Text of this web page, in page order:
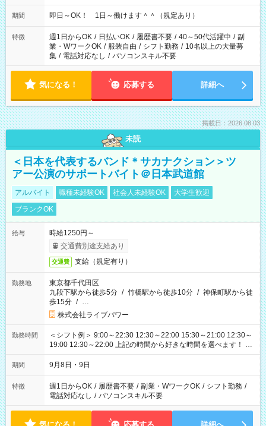
期間 即日～OK！ 1日～働けます＾＾（規定あり）
特徴 週1日からOK / 日払いOK / 履歴書不要 / 40～50代活躍中 / 副
業・WワークOK / 服装自由 / シフト勤務 / 10名以上の大量募
集 / 電話対応なし / パソコンスキル不要
気になる！ 応募する 詳細へ
掲載日：2026.08.03
未読
＜日本を代表するバンド＊サカナクション＞ツ
アー公演のサポートバイト＠日本武道館
アルバイト 職種未経験OK 社会人未経験OK
大学生歓迎
ブランクOK
給与
時給1250円～
交通費別途支給あり
交通費 支給（規定有り）
勤務地
東京都千代田区
九段下駅から徒歩5分 / 竹橋駅から徒歩10分 / 神保町駅から徒
歩15分 / …
株式会社ライブパワー
勤務時間
＜シフト例＞ 9:00～22:30 12:30～22:00 15:30～21:00 12:30～
19:00 12:30～22:00 上記の時間から好きな時間を選べます！ ※
時間は変更となる可能性があります
期間 9月8日・9日
特徴 週1日からOK / 履歴書不要 / 副業・WワークOK / シフト勤務 /
電話対応なし / パソコンスキル不要